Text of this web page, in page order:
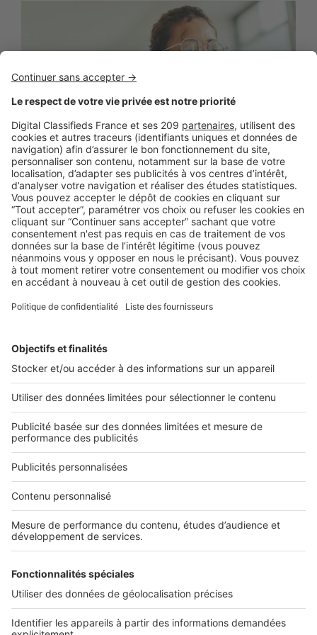
BUSINESS
Boost Social Immo : la solution pour
piloter et amplifier la visibilité de vos
annonces sur les réseaux sociaux
SeLoger lance aujourd’hui Boost Social Immo, un outil qui
vous donne la possibilité de mettre en avant ...
2 rue des Italiens 75009 Paris
01 53 38 80 00
Nos solutions pro
Actualités pro